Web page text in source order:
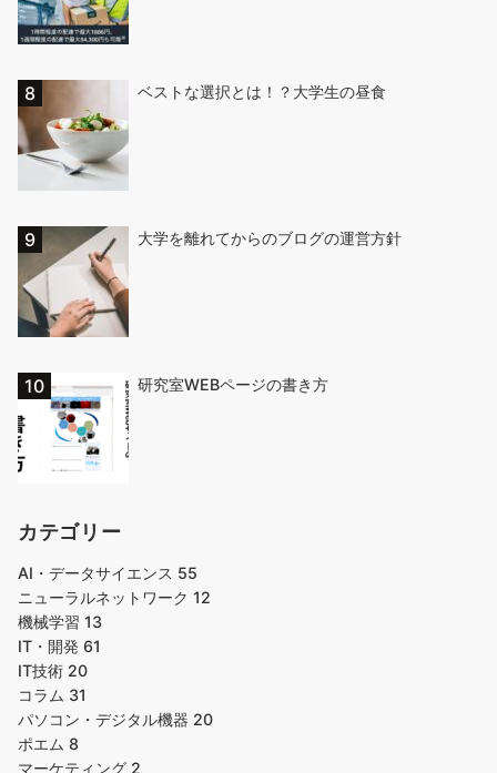
ベストな選択とは！？大学生の昼食
大学を離れてからのブログの運営方針
研究室WEBページの書き方
カテゴリー
AI・データサイエンス 55
ニューラルネットワーク 12
機械学習 13
IT・開発 61
IT技術 20
コラム 31
パソコン・デジタル機器 20
ポエム 8
マーケティング 2